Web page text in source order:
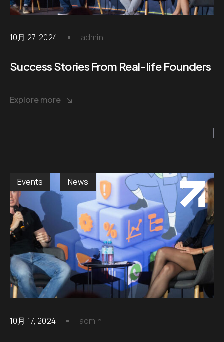
10月 27, 2024 admin
Success Stories From Real-life Founders
Explore more
Events News
10月 17, 2024 admin